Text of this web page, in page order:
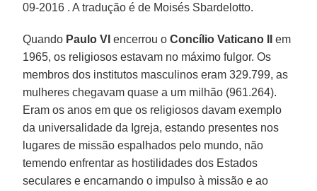
09-2016 . A tradução é de Moisés Sbardelotto.
Quando Paulo VI encerrou oConcílio Vaticano II
em
1965, os religiosos estavam no máximo fulgor. Os
membros dos institutos masculinos eram 329.799, as
mulheres chegavam quase a um milhão (961.264).
Eram os anos em que os religiosos davam exemplo
da universalidade da Igreja, estando presentes nos
lugares de missão espalhados pelo mundo, não
temendo enfrentar as hostilidades dos Estados
seculares e encarnando o impulso à missão e ao